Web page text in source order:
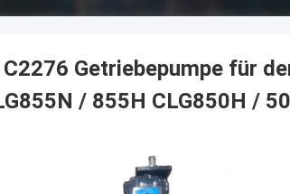
Getriebepumpe für
/ 855H CLG850H /